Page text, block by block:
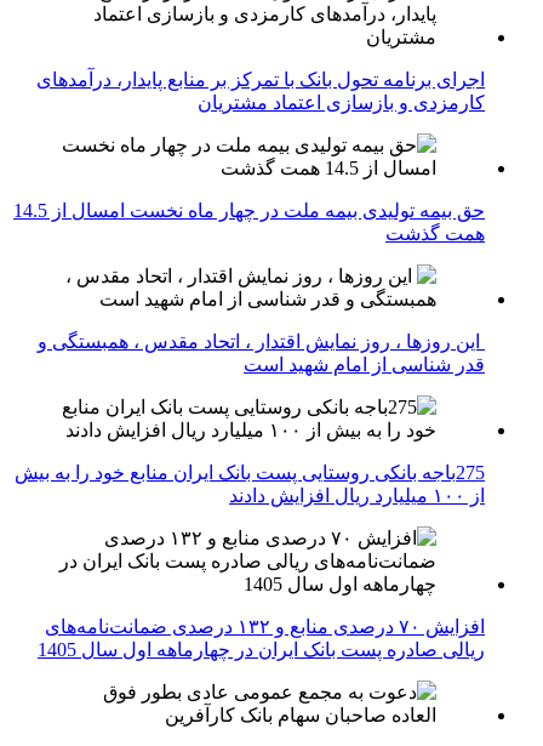
اجرای برنامه تحول بانک با تمرکز بر منابع پایدار، درآمدهای
کارمزدی و بازسازی اعتماد مشتریان
حق بیمه تولیدی بیمه ملت در چهار ماه نخست امسال از 14.5
همت گذشت
این روزها ، روز نمایش اقتدار ، اتحاد مقدس ، همبستگی و
قدر شناسی از امام شهید است
275باجه بانکی روستایی پست بانک ایران منابع خود را به بیش
از ۱۰۰ میلیارد ریال افزایش دادند
افزایش ۷۰ درصدی منابع و ۱۳۲ درصدی ضمانت‌نامه‌های
ریالی صادره پست بانک ایران در چهارماهه اول سال 1405